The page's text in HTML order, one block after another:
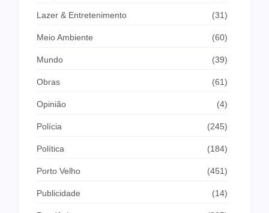
Lazer & Entretenimento (31)
Meio Ambiente (60)
Mundo (39)
Obras (61)
Opinião (4)
Polícia (245)
Política (184)
Porto Velho (451)
Publicidade (14)